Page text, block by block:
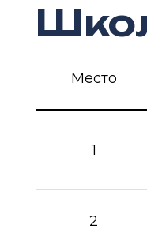
Место
1
2